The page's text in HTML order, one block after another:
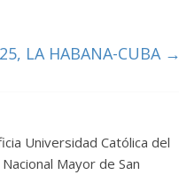
LA HABANA-CUBA →
Universidad Católica del
Mayor de San